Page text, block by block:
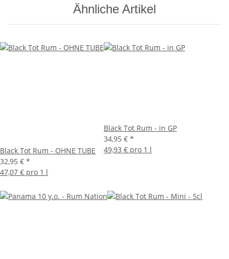
Ähnliche Artikel
Black Tot Rum - OHNE TUBE
32,95 € *
47,07 € pro 1 l
Black Tot Rum - in GP
34,95 € *
49,93 € pro 1 l